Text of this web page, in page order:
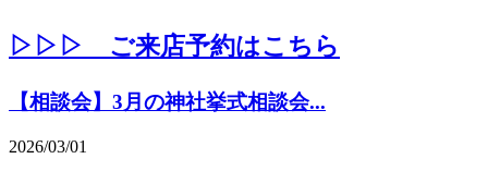
▷▷▷ ご来店予約はこちら
【相談会】3月の神社挙式相談会...
2026/03/01